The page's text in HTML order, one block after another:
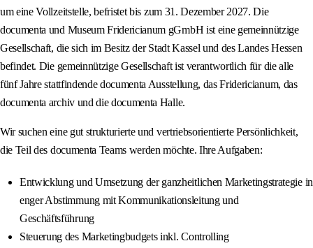
um eine Vollzeitstelle, befristet bis zum 31. Dezember 2027. Die
documenta und Museum Fridericianum gGmbH ist eine gemeinnützige
Gesellschaft, die sich im Besitz der Stadt Kassel und des Landes Hessen
befindet. Die gemeinnützige Gesellschaft ist verantwortlich für die alle
fünf Jahre stattfindende documenta Ausstellung, das Fridericianum, das
documenta archiv und die documenta Halle.
Wir suchen eine gut strukturierte und vertriebsorientierte Persönlichkeit,
die Teil des documenta Teams werden möchte. Ihre Aufgaben:
Entwicklung und Umsetzung der ganzheitlichen Marketingstrategie in
enger Abstimmung mit Kommunikationsleitung und
Geschäftsführung
Steuerung des Marketingbudgets inkl. Controlling